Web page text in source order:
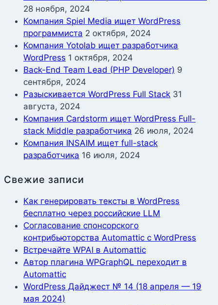
28 ноября, 2024
Компания Spiel Media ищет WordPress
программиста 2 октября, 2024
Компания Yotolab ищет разработчика
WordPress 1 октября, 2024
Back-End Team Lead (PHP Developer) 9
сентября, 2024
Разыскивается WordPress Full Stack 31
августа, 2024
Компания Cardstorm ищет WordPress Full-
stack Middle разработчика 26 июля, 2024
Компания INSAIM ищет full-stack
разработчика 16 июля, 2024
Свежие записи
Как генерировать тексты в WordPress
бесплатно через российские LLM
Согласование спонсорского
контрибьюторства Automattic с WordPress
Встречайте WPAI в Automattic
Автор плагина WPGraphQL переходит в
Automattic
WordPress Дайджест № 14 (18 апреля — 19
мая 2024)